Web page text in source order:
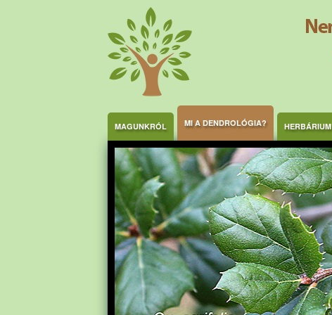
MAGUNKRÓL MI A DENDROLÓGIA? HERBÁRIUM